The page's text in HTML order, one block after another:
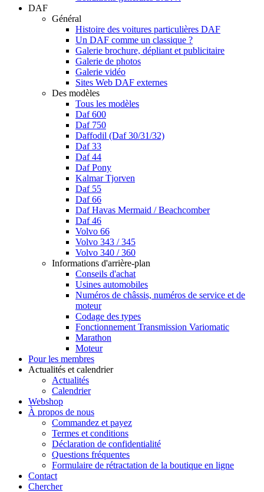
DAF
Général
Histoire des voitures particulières DAF
Un DAF comme un classique ?
Galerie brochure, dépliant et publicitaire
Galerie de photos
Galerie vidéo
Sites Web DAF externes
Des modèles
Tous les modèles
Daf 600
Daf 750
Daffodil (Daf 30/31/32)
Daf 33
Daf 44
Daf Pony
Kalmar Tjorven
Daf 55
Daf 66
Daf Havas Mermaid / Beachcomber
Daf 46
Volvo 66
Volvo 343 / 345
Volvo 340 / 360
Informations d'arrière-plan
Conseils d'achat
Usines automobiles
Numéros de châssis, numéros de service et de
moteur
Codage des types
Fonctionnement Transmission Variomatic
Marathon
Moteur
Pour les membres
Actualités et calendrier
Actualités
Calendrier
Webshop
À propos de nous
Commandez et payez
Termes et conditions
Déclaration de confidentialité
Questions fréquentes
Formulaire de rétractation de la boutique en ligne
Contact
Chercher